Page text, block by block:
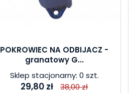
POKROWIEC NA ODBIJACZ -
granatowy G...
Sklep stacjonarny: 0 szt.
29,80 zł 38,00 zł